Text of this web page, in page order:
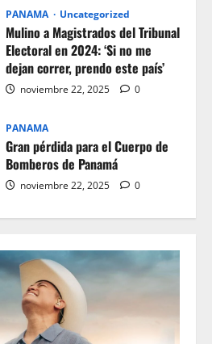
PANAMA Uncategorized
Mulino a Magistrados del Tribunal
Electoral en 2024: ‘Si no me
dejan correr, prendo este país’
noviembre 22, 2025 0
PANAMA
Gran pérdida para el Cuerpo de
Bomberos de Panamá
noviembre 22, 2025 0